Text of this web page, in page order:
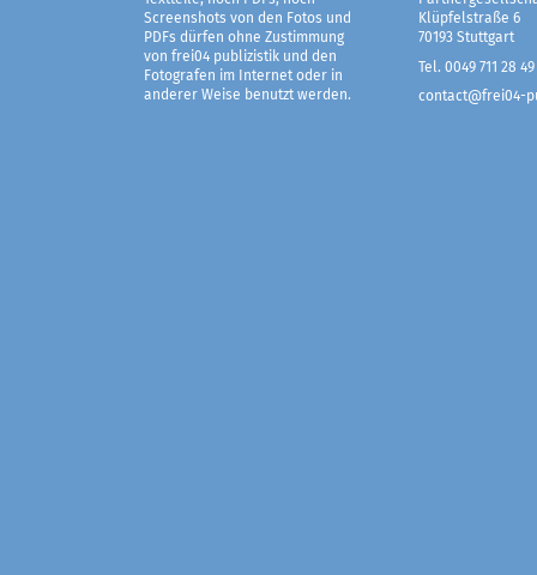
Screenshots von den Fotos und
PDFs dürfen ohne Zustimmung
von frei04 publizistik und den
Fotografen im Internet oder in
anderer Weise benutzt werden.
Klüpfelstraße 6
70193 Stuttgart
Tel. 0049 711 28 49
contact@frei04-